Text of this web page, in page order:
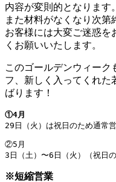
内容が変則的となります。
また材料がなくなり次第
お客様には大変ご迷惑を
くお願いいたします。
このゴールデンウィーク
フ、新しく入ってくれた
ばります！
①4月
29日（火）は祝日のため通常
②5月
3日（土）〜6日（火）（祝日
※短縮営業